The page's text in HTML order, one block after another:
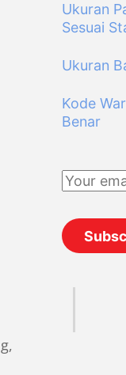
Ukuran
Sesuai
Ukuran
Kode
Benar